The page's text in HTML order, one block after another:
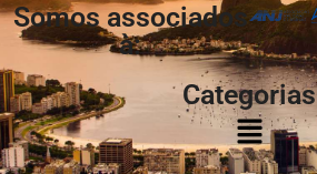
Somos associados
à:
Categorias